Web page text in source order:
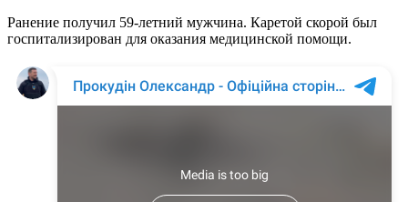
Ранение получил 59-летний мужчина. Каретой скорой был
госпитализирован для оказания медицинской помощи.